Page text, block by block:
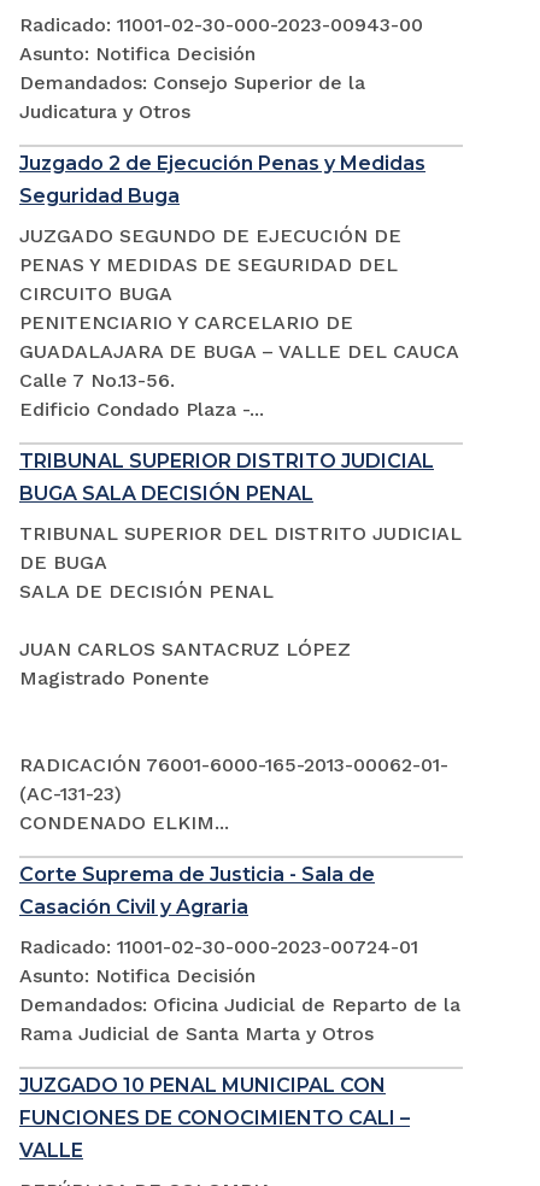
Radicado: 11001-02-30-000-2023-00943-00
Asunto: Notifica Decisión
Demandados: Consejo Superior de la
Judicatura y Otros
Juzgado 2 de Ejecución Penas y Medidas
Seguridad Buga
JUZGADO SEGUNDO DE EJECUCIÓN DE
PENAS Y MEDIDAS DE SEGURIDAD DEL
CIRCUITO BUGA
PENITENCIARIO Y CARCELARIO DE
GUADALAJARA DE BUGA – VALLE DEL CAUCA
Calle 7 No.13-56.
Edificio Condado Plaza -...
TRIBUNAL SUPERIOR DISTRITO JUDICIAL
BUGA SALA DECISIÓN PENAL
TRIBUNAL SUPERIOR DEL DISTRITO JUDICIAL
DE BUGA
SALA DE DECISIÓN PENAL
JUAN CARLOS SANTACRUZ LÓPEZ
Magistrado Ponente
RADICACIÓN 76001-6000-165-2013-00062-01-
(AC-131-23)
CONDENADO ELKIM...
Corte Suprema de Justicia - Sala de
Casación Civil y Agraria
Radicado: 11001-02-30-000-2023-00724-01
Asunto: Notifica Decisión
Demandados: Oficina Judicial de Reparto de la
Rama Judicial de Santa Marta y Otros
JUZGADO 10 PENAL MUNICIPAL CON
FUNCIONES DE CONOCIMIENTO CALI –
VALLE